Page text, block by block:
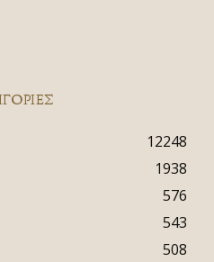
12248
1938
576
543
508